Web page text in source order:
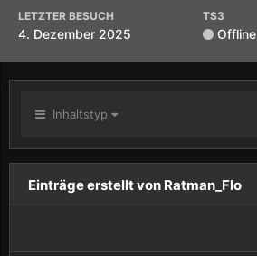
LETZTER BESUCH
4. Dezember 2025
TS3
Offline
Inhaltstyp
Einträge erstellt von Ratman_Flo